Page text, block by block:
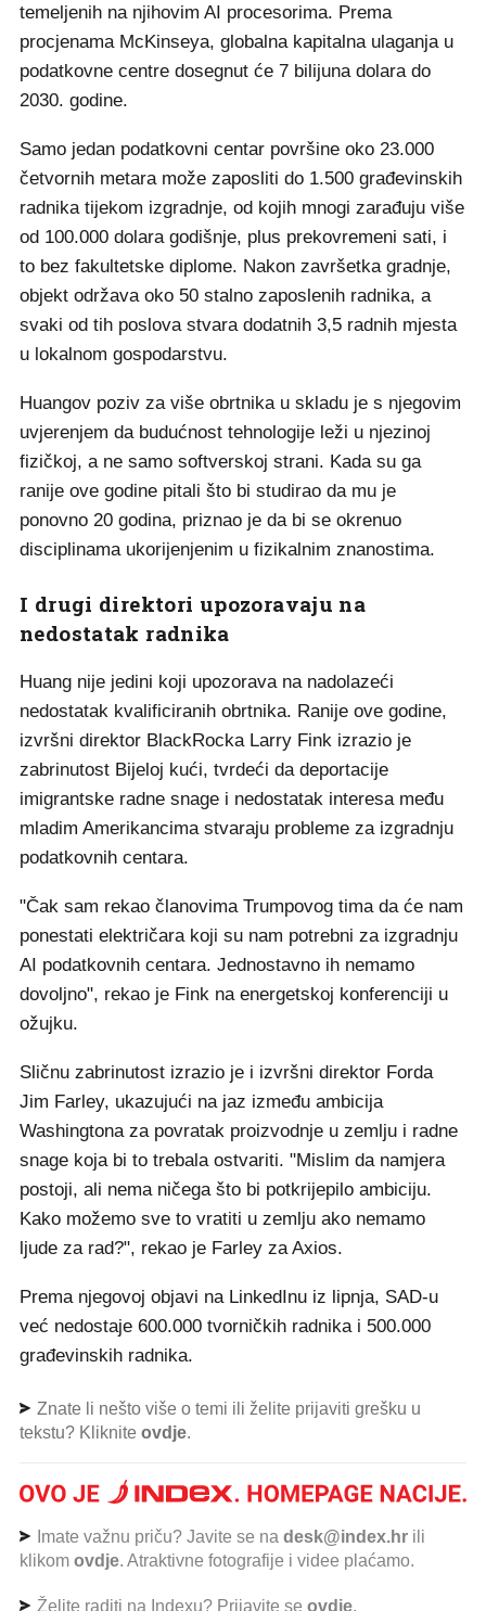
temeljenih na njihovim AI procesorima. Prema
procjenama McKinseya, globalna kapitalna ulaganja u
podatkovne centre dosegnut će 7 bilijuna dolara do
2030. godine.
Samo jedan podatkovni centar površine oko 23.000
četvornih metara može zaposliti do 1.500 građevinskih
radnika tijekom izgradnje, od kojih mnogi zarađuju više
od 100.000 dolara godišnje, plus prekovremeni sati, i
to bez fakultetske diplome. Nakon završetka gradnje,
objekt održava oko 50 stalno zaposlenih radnika, a
svaki od tih poslova stvara dodatnih 3,5 radnih mjesta
u lokalnom gospodarstvu.
Huangov poziv za više obrtnika u skladu je s njegovim
uvjerenjem da budućnost tehnologije leži u njezinoj
fizičkoj, a ne samo softverskoj strani. Kada su ga
ranije ove godine pitali što bi studirao da mu je
ponovno 20 godina, priznao je da bi se okrenuo
disciplinama ukorijenjenim u fizikalnim znanostima.
I drugi direktori upozoravaju na
nedostatak radnika
Huang nije jedini koji upozorava na nadolazeći
nedostatak kvalificiranih obrtnika. Ranije ove godine,
izvršni direktor BlackRocka Larry Fink izrazio je
zabrinutost Bijeloj kući, tvrdeći da deportacije
imigrantske radne snage i nedostatak interesa među
mladim Amerikancima stvaraju probleme za izgradnju
podatkovnih centara.
"Čak sam rekao članovima Trumpovog tima da će nam
ponestati električara koji su nam potrebni za izgradnju
AI podatkovnih centara. Jednostavno ih nemamo
dovoljno", rekao je Fink na energetskoj konferenciji u
ožujku.
Sličnu zabrinutost izrazio je i izvršni direktor Forda
Jim Farley, ukazujući na jaz između ambicija
Washingtona za povratak proizvodnje u zemlju i radne
snage koja bi to trebala ostvariti. "Mislim da namjera
postoji, ali nema ničega što bi potkrijepilo ambiciju.
Kako možemo sve to vratiti u zemlju ako nemamo
ljude za rad?", rekao je Farley za Axios.
Prema njegovoj objavi na LinkedInu iz lipnja, SAD-u
već nedostaje 600.000 tvorničkih radnika i 500.000
građevinskih radnika.
Znate li nešto više o temi ili želite prijaviti grešku u
tekstu? Kliknite ovdje.
Imate važnu priču? Javite se na desk@index.hr ili
klikom ovdje. Atraktivne fotografije i videe plaćamo.
Želite raditi na Indexu? Prijavite se ovdje.